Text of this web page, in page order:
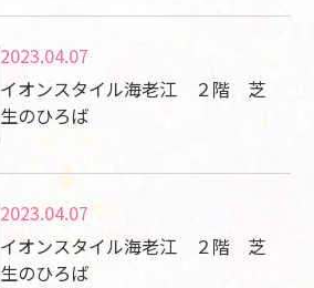
2023.04.07
イオンスタイル海老江 ２階 芝
生のひろば
2023.04.07
イオンスタイル海老江 ２階 芝
生のひろば